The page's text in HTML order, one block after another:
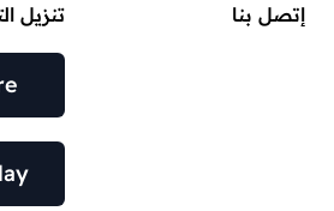
إتصل بنا تنزيل